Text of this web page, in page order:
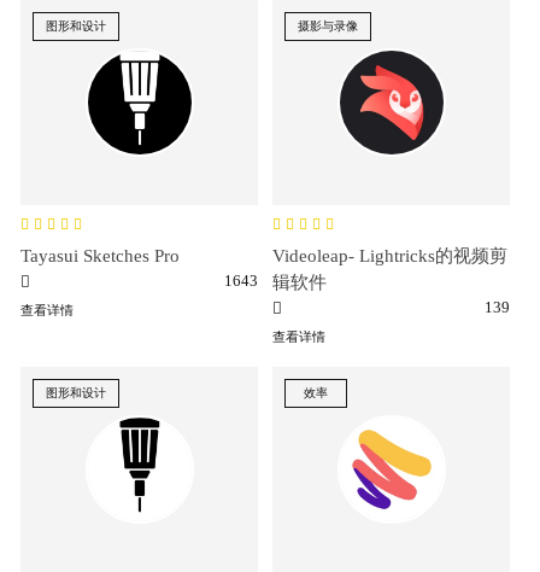
图形和设计
Tayasui Sketches Pro
1643
查看详情
摄影与录像
Videoleap- Lightricks的视频剪
辑软件
139
查看详情
图形和设计 效率